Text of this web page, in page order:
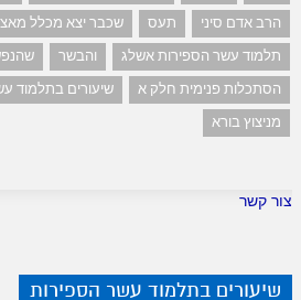
הרב אדם סיני
תעס
שכבר יצא מכלל
תלמוד עשר הספירות אשלג
והבשר
הסתכלות פנימית חלק א
שיעורים בתלמוד
מניצוץ בורא
צור קשר
שיעורים בתלמוד עשר הספירות